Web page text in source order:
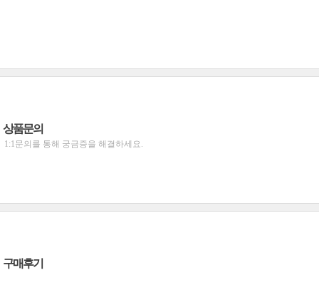
상품문의
1:1문의를 통해 궁금증을 해결하세요.
구매후기